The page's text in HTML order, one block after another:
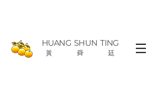
HUANG SHUN TING
黃 舜 廷